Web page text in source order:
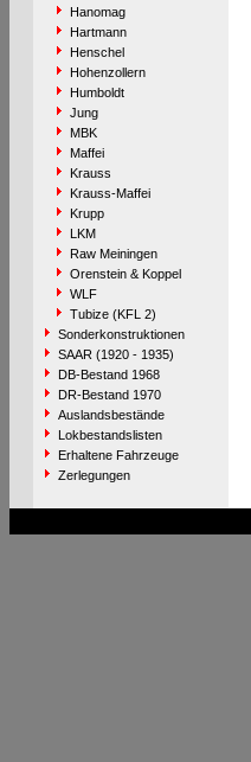
Hanomag
Hartmann
Henschel
Hohenzollern
Humboldt
Jung
MBK
Maffei
Krauss
Krauss-Maffei
Krupp
LKM
Raw Meiningen
Orenstein & Koppel
WLF
Tubize (KFL 2)
Sonderkonstruktionen
SAAR (1920 - 1935)
DB-Bestand 1968
DR-Bestand 1970
Auslandsbestände
Lokbestandslisten
Erhaltene Fahrzeuge
Zerlegungen